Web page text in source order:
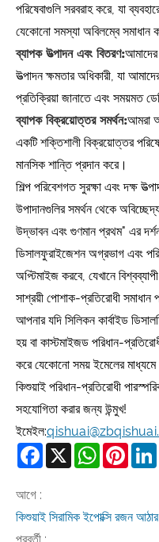
পরিষেবাগুলি সরবরাহ করে, যা
যেকোনো সমস্যা অবিলম্বে সমাধান
ব্যাপক উত্পাদন এবং বিতরণ:
উত্পাদন ক্ষমতার অধিকারী, যা
প্রতিক্রিয়া জানাতে এবং সময়মত
ব্যাপক বিক্রয়োত্তর সমর্থন:আমরা
একটি শক্তিশালী বিক্রয়োত্তর
মানসিক শান্তি প্রদান করে।
শিল্প পরিবেশগত সুরক্ষা এবং দক্ষ
উপাদানগুলির সমর্থন থেকে
উদ্ভাবন এবং গুণমান প্রথম" এর
ডিসালফুরাইজেশন অগ্রভাগ এবং
অপ্টিমাইজ করবে, যেখানে
সাশ্রয়ী পোশাক-প্রতিরোধী সমাধান
আপনার যদি সিলিকন কার্বাইড
হয় বা কাস্টমাইজড পরিধান-
করে যেকোনো সময় ইমেলের মাধ্যমে
কিশুয়াই পরিধান-প্রতিরোধী
সহযোগিতা করার জন্য উন্মুখ!
ইমেইল:
Facebook
X WhatsApp
আগে :
কিশুয়াই সিরামিক ইপোক্সি রজন